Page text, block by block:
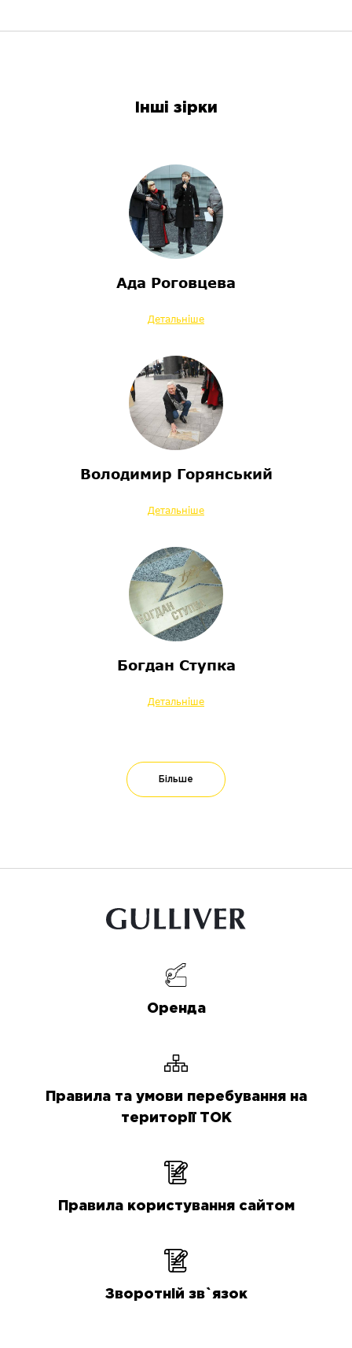
Інші зірки
Ада Роговцева
Детальніше
Володимир Горянський
Детальніше
Богдан Ступка
Детальніше
Більше
Оренда
Правила та умови перебування на
території ТОК
Правила користування сайтом
Зворотній зв`язок